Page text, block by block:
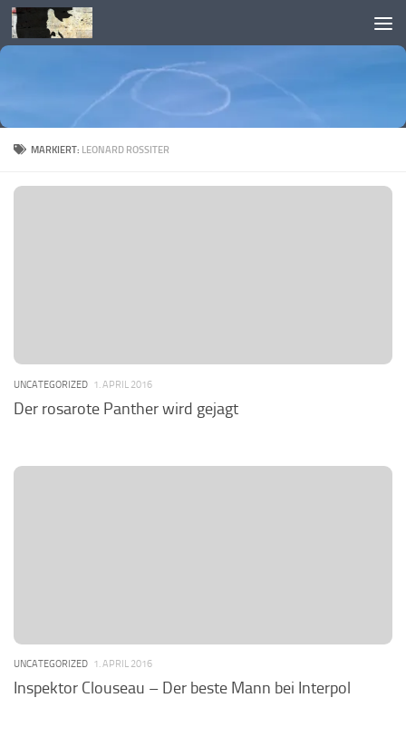
Skip to content
MARKIERT: LEONARD ROSSITER
UNCATEGORIZED 1. APRIL 2016
Der rosarote Panther wird gejagt
UNCATEGORIZED 1. APRIL 2016
Inspektor Clouseau – Der beste Mann bei Interpol